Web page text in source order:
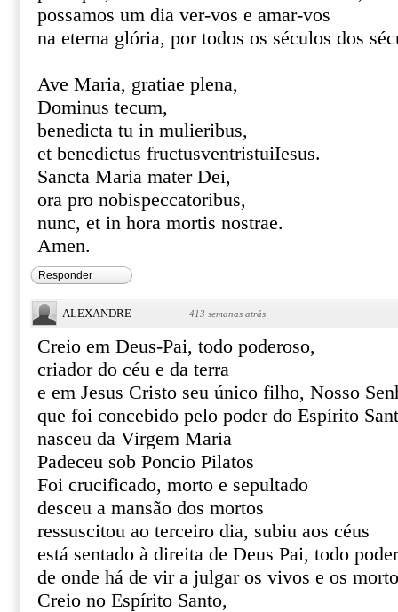
possamos um dia ver-vos e amar-vos
na eterna glória, por todos os séculos dos
Ave Maria, gratiae plena,
Dominus tecum,
benedicta tu in mulieribus,
et benedictus fructusventristuiIesus.
Sancta Maria mater Dei,
ora pro nobispeccatoribus,
nunc, et in hora mortis nostrae.
Amen.
Responder
ALEXANDRE · 413 semanas atrás
Creio em Deus-Pai, todo poderoso,
criador do céu e da terra
e em Jesus Cristo seu único filho, Nosso
que foi concebido pelo poder do Espírito
nasceu da Virgem Maria
Padeceu sob Poncio Pilatos
Foi crucificado, morto e sepultado
desceu a mansão dos mortos
ressuscitou ao terceiro dia, subiu aos céus
está sentado à direita de Deus Pai, todo
de onde há de vir a julgar os vivos e os
Creio no Espírito Santo,